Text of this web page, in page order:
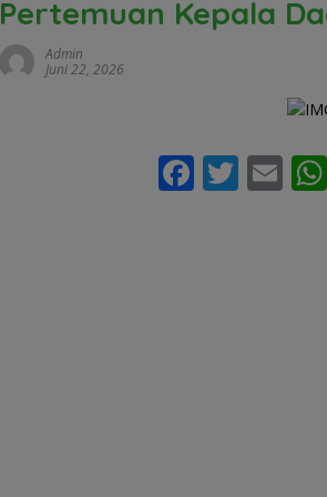
Pertemuan Kepala
Admin
Juni 22, 2026
F T E